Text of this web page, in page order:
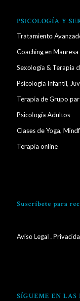
PSICOLOGÍA Y
Tratamiento
Coaching en Manresa
Sexología & Terapia
Psicología Infantil,
Terapia de Grupo
Psicología Adultos
Clases de Yoga,
Terapia online
Suscríbete para
Aviso Legal .
SÍGUEME EN LAS